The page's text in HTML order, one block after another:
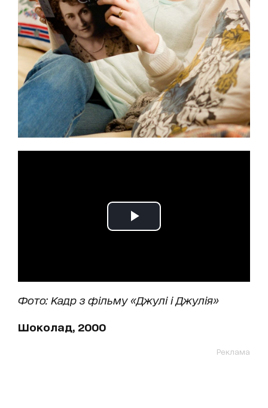
Фото: Кадр з фільму «Джулі і Джулія»
Шоколад, 2000
Реклама